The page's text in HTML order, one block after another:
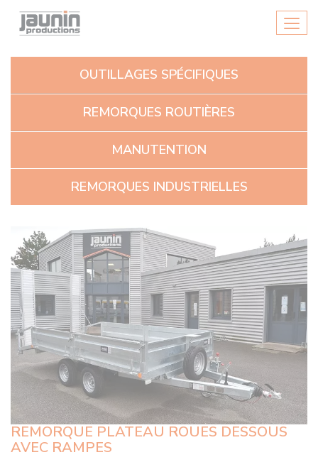
Menu
OUTILLAGES SPÉCIFIQUES
REMORQUES ROUTIÈRES
MANUTENTION
REMORQUES INDUSTRIELLES
REMORQUE PLATEAU ROUES DESSOUS
AVEC RAMPES